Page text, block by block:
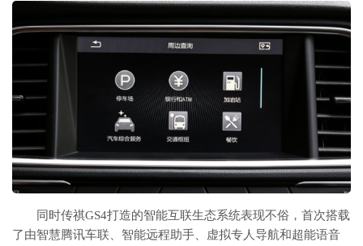
同时传祺GS4打造的智能互联生态系统表现不俗，首次搭载
了由智慧腾讯车联、智能远程助⼿、虚拟专⼈导航和超能语音